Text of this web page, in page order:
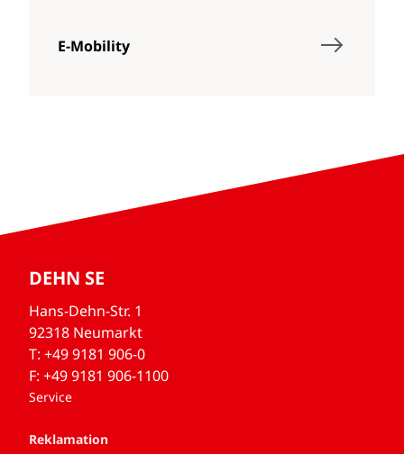
E-Mobility
DEHN SE
Hans-Dehn-Str. 1
92318 Neumarkt
T: +49 9181 906-0
F: +49 9181 906-1100
Service
Reklamation